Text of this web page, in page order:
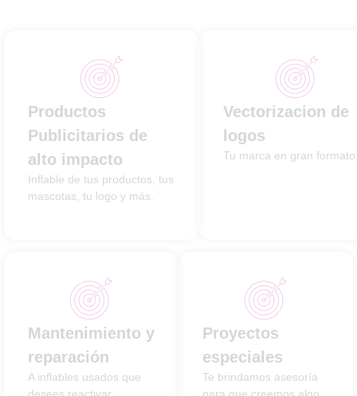
Productos
Publicitarios de
alto impacto
Inflable de tus productos, tus
mascotas, tu logo y más.
Vectorizacion de
logos
Tu marca en gran
Mantenimiento y
reparación
A inflables usados que
Proyectos
especiales
Te brindamos asesoría